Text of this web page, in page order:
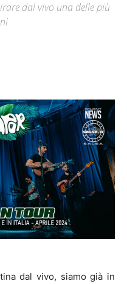
dal vivo una delle più
dal vivo, siamo già in